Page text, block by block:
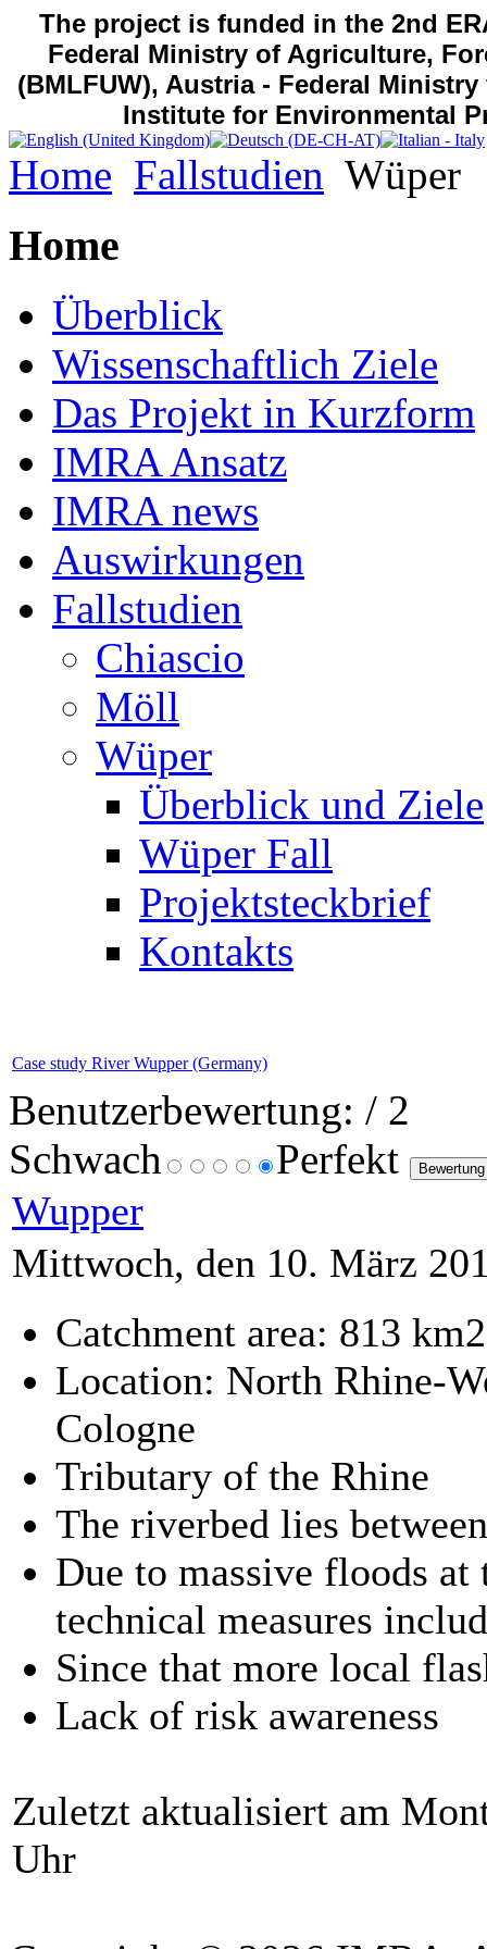
The project is funded in the 2nd
Federal Ministry of Agriculture,
(BMLFUW), Austria - Federal
Institute for Environmental
Home Fallstudien Wüper
Home
Überblick
Wissenschaftlich Ziele
Das Projekt in Kurzform
IMRA Ansatz
IMRA news
Auswirkungen
Fallstudien
Chiascio
Möll
Wüper
Überblick und Ziele
Wüper Fall
Projektsteckbrief
Kontakts
Case study River Wupper (Germany)
Benutzerbewertung: / 2
Schwach
Perfekt
Wupper
Mittwoch, den 10. März
Catchment area: 813 km2
Location: North Rhine-
Cologne
Tributary of the Rhine
The riverbed lies
Due to massive floods
technical measures
Since that more local
Lack of risk awareness
Zuletzt aktualisiert am
Uhr